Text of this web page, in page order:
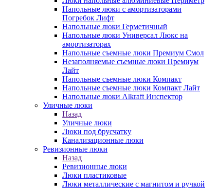
Напольные люки с амортизаторами
Погребок Лифт
Напольные люки Герметичный
Напольные люки Универсал Люкс на
амортизаторах
Напольные съемные люки Премиум Смол
Незаполняемые съемные люки Премиум
Лайт
Напольные съемные люки Компакт
Напольные съемные люки Компакт Лайт
Напольные люки Alkraft Инспектор
Уличные люки
Назад
Уличные люки
Люки под брусчатку
Канализационные люки
Ревизионные люки
Назад
Ревизионные люки
Люки пластиковые
Люки металлические с магнитом и ручкой